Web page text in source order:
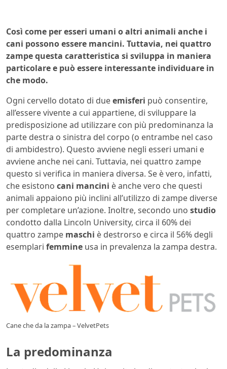
Così come per esseri umani o altri animali anche i
cani possono essere mancini. Tuttavia, nei quattro
zampe questa caratteristica si sviluppa in maniera
particolare e può essere interessante individuare in
che modo.
Ogni cervello dotato di dueemisferi può consentire,
all’essere vivente a cui appartiene, di sviluppare la
predisposizione ad utilizzare con più predominanza la
parte destra o sinistra del corpo (o entrambe nel caso
di ambidestro). Questo avviene negli esseri umani e
avviene anche nei cani. Tuttavia, nei quattro zampe
questo si verifica in maniera diversa. Se è vero, infatti,
che esistono cani mancini è anche vero che questi
animali appaiono più inclini all’utilizzo di zampe diverse
per completare un’azione. Inoltre, secondo uno studio
condotto dalla Lincoln University, circa il 60% dei
quattro zampe maschi è destrorso e circa il 56% degli
esemplari femmine usa in prevalenza la zampa destra.
Cane che da la zampa – VelvetPets
La predominanza